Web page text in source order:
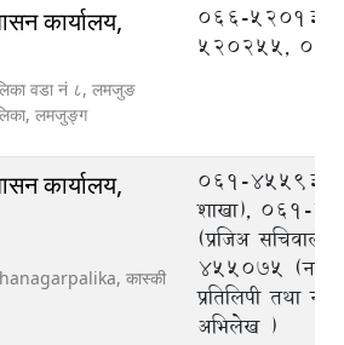
कार्यालय,
वडा नं ८, लमजुङ
लमजुङ्ग
066-
520255,
कार्यालय,
कास्की
061-455936
शाखा), 061-
(प्रजिअ
455075
प्रतिलिपी तथा
अभिलेख )